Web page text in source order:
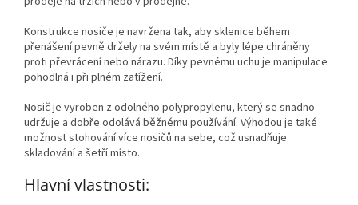
Konstrukce nosiče je navržena tak, aby sklenice během
přenášení pevně držely na svém místě a byly lépe chráněny
proti převrácení nebo nárazu. Díky pevnému uchu je manipulace
pohodlná i při plném zatížení.
Nosič je vyroben z odolného polypropylenu, který se snadno
udržuje a dobře odolává běžnému používání. Výhodou je také
možnost stohování více nosičů na sebe, což usnadňuje
skladování a šetří místo.
Hlavní vlastnosti: